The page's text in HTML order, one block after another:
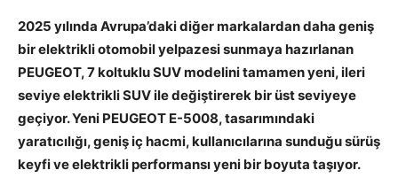
2025 yılında Avrupa’daki diğer markalardan daha geniş
bir elektrikli otomobil yelpazesi sunmaya hazırlanan
PEUGEOT, 7 koltuklu SUV modelini tamamen yeni, ileri
seviye elektrikli SUV ile değiştirerek bir üst seviyeye
geçiyor. Yeni PEUGEOT E-5008, tasarımındaki
yaratıcılığı, geniş iç hacmi, kullanıcılarına sunduğu sürüş
keyfi ve elektrikli performansı yeni bir boyuta taşıyor.